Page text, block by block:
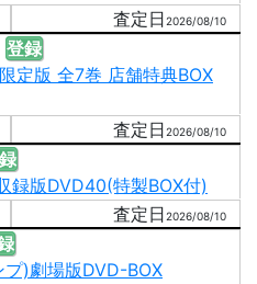
2026/08/10
登録
定版 全7巻 店舗特典BOX
2026/08/10
録版DVD40(特製BOX付)
2026/08/10
)劇場版DVD-BOX